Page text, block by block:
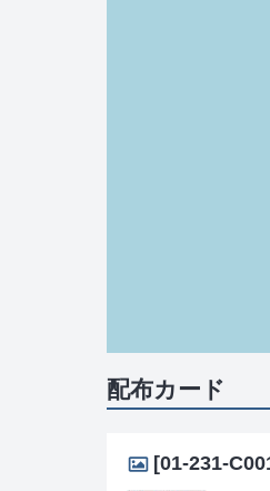
配布カード
[01-231-